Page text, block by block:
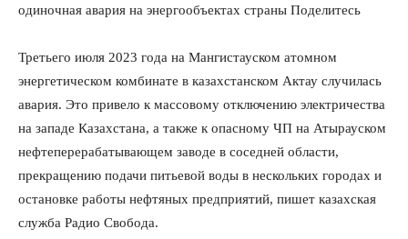
одиночная авария на энергообъектах страны Поделитесь
Третьего июля 2023 года на Мангистауском атомном
энергетическом комбинате в казахстанском Актау случилась
авария. Это привело к массовому отключению электричества
на западе Казахстана, а также к опасному ЧП на Атырауском
нефтеперерабатывающем заводе в соседней области,
прекращению подачи питьевой воды в нескольких городах и
остановке работы нефтяных предприятий, пишет казахская
служба Радио Свобода.